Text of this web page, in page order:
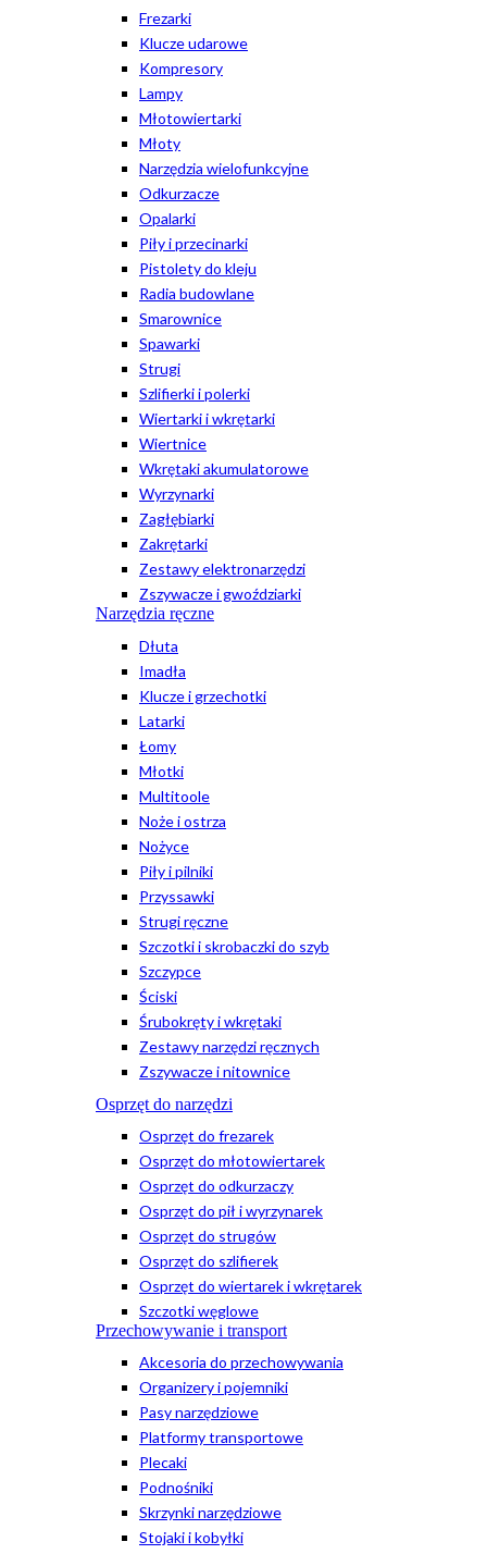
Frezarki
Klucze udarowe
Kompresory
Lampy
Młotowiertarki
Młoty
Narzędzia wielofunkcyjne
Odkurzacze
Opalarki
Piły i przecinarki
Pistolety do kleju
Radia budowlane
Smarownice
Spawarki
Strugi
Szlifierki i polerki
Wiertarki i wkrętarki
Wiertnice
Wkrętaki akumulatorowe
Wyrzynarki
Zagłębiarki
Zakrętarki
Zestawy elektronarzędzi
Zszywacze i gwoździarki
Narzędzia ręczne
Dłuta
Imadła
Klucze i grzechotki
Latarki
Łomy
Młotki
Multitoole
Noże i ostrza
Nożyce
Piły i pilniki
Przyssawki
Strugi ręczne
Szczotki i skrobaczki do szyb
Szczypce
Ściski
Śrubokręty i wkrętaki
Zestawy narzędzi ręcznych
Zszywacze i nitownice
Osprzęt do narzędzi
Osprzęt do frezarek
Osprzęt do młotowiertarek
Osprzęt do odkurzaczy
Osprzęt do pił i wyrzynarek
Osprzęt do strugów
Osprzęt do szlifierek
Osprzęt do wiertarek i wkrętarek
Szczotki węglowe
Przechowywanie i transport
Akcesoria do przechowywania
Organizery i pojemniki
Pasy narzędziowe
Platformy transportowe
Plecaki
Podnośniki
Skrzynki narzędziowe
Stojaki i kobyłki